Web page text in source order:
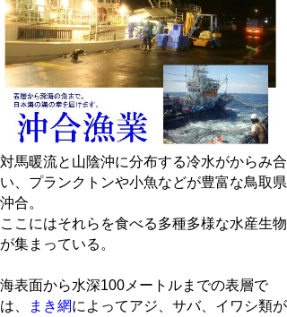
対馬暖流と山陰沖に分布する冷水がからみ合
い、プランクトンや小魚などが豊富な鳥取県
沖合。
ここにはそれらを食べる多種多様な水産生物
が集まっている。
海表面から水深100メートルまでの表層で
は、
まき網によってアジ、サバ、イワシ類が